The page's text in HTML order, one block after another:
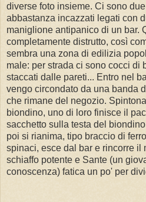
diverse foto insieme. Ci sono
abbastanza incazzati legati con
maniglione antipanico di un bar.
completamente distrutto, così
sembra una zona di edilizia
male: per strada ci sono cocci di
staccati dalle pareti... Entro nel
vengo circondato da una banda
che rimane del negozio.
biondino, uno di loro finisce il
sacchetto sulla testa del
poi si rianima, tipo braccio di
spinaci, esce dal bar e rincorre il
schiaffo potente e Sante (un
conoscenza) fatica un po' per